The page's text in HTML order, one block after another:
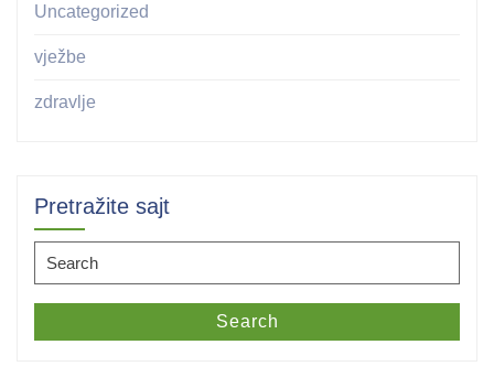
Uncategorized
vježbe
zdravlje
Pretražite sajt
Search
for:
Search